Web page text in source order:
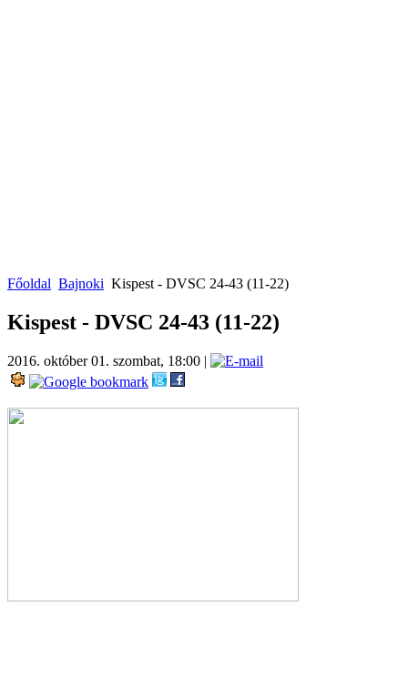
Főoldal Bajnoki Kispest - DVSC 24-43 (11-22)
Kispest - DVSC 24-43 (11-22)
2016. október 01. szombat, 18:00 |